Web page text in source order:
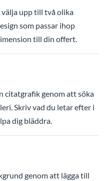
upp till två olika
som passar ihop
till din offert.
citatgrafik genom att söka
Skriv vad du letar efter i
dig bläddra.
genom att lägga till